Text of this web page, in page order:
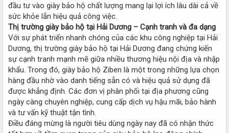
đầu tư vào giày bảo hộ chất lượng mang lại lợi ích lâu dài cả về
sức khỏe lẫn hiệu quả công việc.
Thị trường giày bảo hộ tại Hải Dương – Cạnh tranh và đa dạng
Với sự phát triển nhanh chóng của các khu công nghiệp tại Hải
Dương, thị trường giày bảo hộ tại Hải Dương đang chứng kiến
sự cạnh tranh mạnh mẽ giữa nhiều thương hiệu nội địa và nhập
khẩu. Trong đó, giày bảo hộ Ziben là một trong những lựa chọn
hàng đầu nhờ vào danh tiếng sẵn có và hiệu quả sử dụng đã
được khẳng định. Các đơn vị phân phối tại địa phương cũng
ngày càng chuyên nghiệp, cung cấp dịch vụ hậu mãi, bảo hành
và tư vấn kỹ thuật tận tình.
Điều đáng mừng là người tiêu dùng ngày nay đã có nhận thức